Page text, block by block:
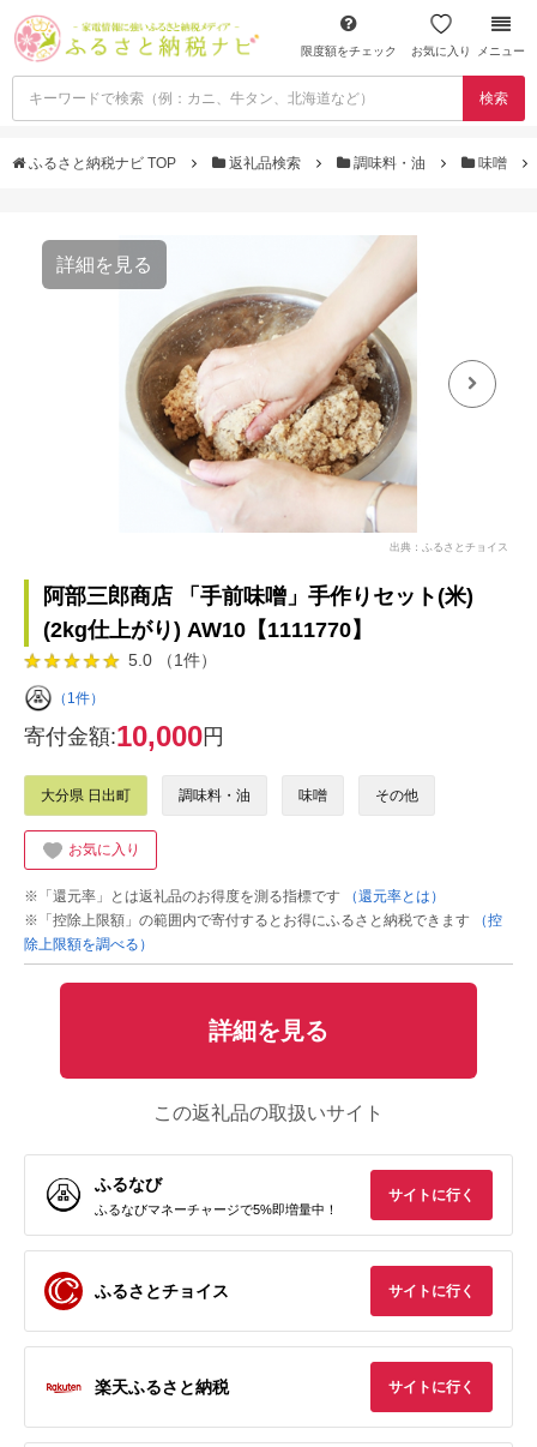
限度額をチェック お気に入り メニュー
検索
ふるさと納税ナビ TOP 返礼品検索 調味料・油 味噌
詳細を見る
出典：ふるさとチョイス
阿部三郎商店 「手前味噌」手作りセット(米)
(2kg仕上がり) AW10【1111770】
5.0 （1件）
（1件）
寄付金額:10,000円
大分県 日出町 調味料・油 味噌 その他
お気に入り
※「還元率」とは返礼品のお得度を測る指標です
（還元率とは）
※「控除上限額」の範囲内で寄付するとお得にふるさと納税できます
（控
除上限額を調べる）
詳細を見る
この返礼品の取扱いサイト
ふるなび
ふるなびマネーチャージで5%即増量中！
サイトに行く
ふるさとチョイス サイトに行く
楽天ふるさと納税 サイトに行く